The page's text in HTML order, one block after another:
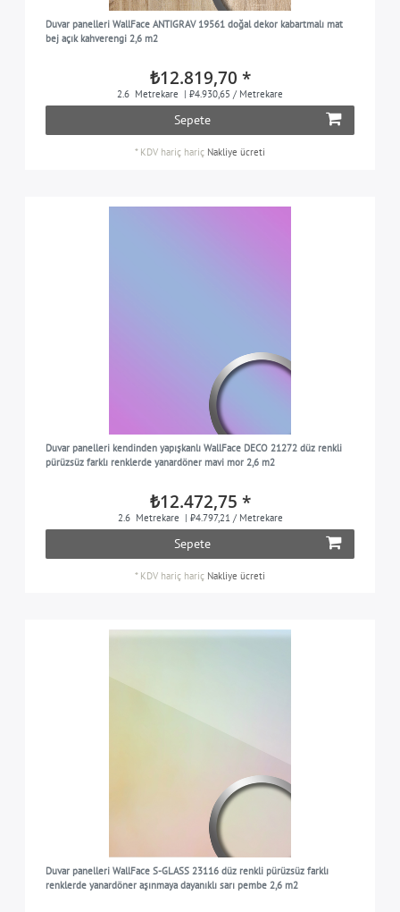
Duvar panelleri WallFace ANTIGRAV 19561 doğal dekor kabartmalı mat
bej açık kahverengi 2,6 m2
₺12.819,70 *
2.6 Metrekare | ₺4.930,65 / Metrekare
Sepete
* KDV hariç hariç Nakliye ücreti
Duvar panelleri kendinden yapışkanlı WallFace DECO 21272 düz renkli
pürüzsüz farklı renklerde yanardöner mavi mor 2,6 m2
₺12.472,75 *
2.6 Metrekare | ₺4.797,21 / Metrekare
Sepete
* KDV hariç hariç Nakliye ücreti
Duvar panelleri WallFace S-GLASS 23116 düz renkli pürüzsüz farklı
renklerde yanardöner aşınmaya dayanıklı sarı pembe 2,6 m2